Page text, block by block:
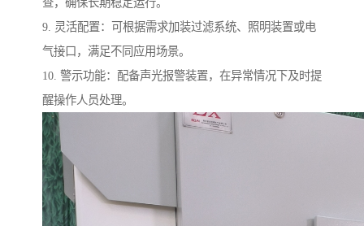
查，确保长期稳定运行。
9. 灵活配置：可根据需求加装过滤系统、照明装置或电
气接口，满足不同应用场景。
10. 警示功能：配备声光报警装置，在异常情况下及时提
醒操作人员处理。